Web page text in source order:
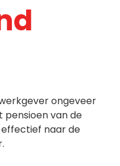
ongeveer
pensioen van de
effectief naar de